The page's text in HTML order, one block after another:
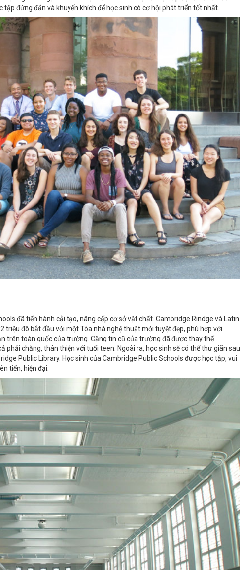
đứng đắn và khuyến khích để học sinh có cơ hội phát triển tốt nhất.
đã tiến hành cải tạo, nâng cấp cơ sở vật chất. Cambridge Rindge và Latin
triệu đô bắt đầu với một Tòa nhà nghệ thuật mới tuyệt đẹp, phù hợp với
trên toàn quốc của trường. Căng tin cũ của trường đã được thay thế
phải chăng, thân thiện với tuổi teen. Ngoài ra, học sinh sẽ có thể thư giãn sau
Public Library. Học sinh của Cambridge Public Schools được học tập, vui
tiến, hiện đại.